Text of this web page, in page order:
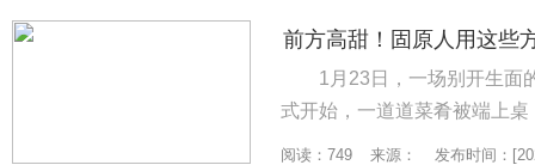
前方高甜！固原人用这些
1月23日，一场别开生面
式开始，一道道菜肴被端上
蔬、软烂入味的暖锅……村民
阅读：749 来源： 发布时间：